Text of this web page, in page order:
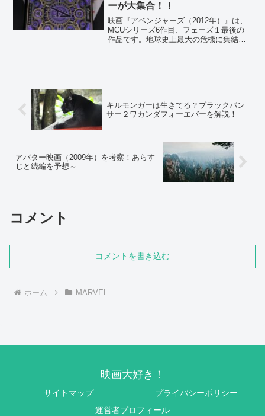
ーが大集合！！
映画『アベンジャーズ（2012年）』は、
MCUシリーズ6作目、フェーズ１最後の
作品です。地球史上最大の危機に集結し
キルモンガーは生きてる？ブラックパン
サー２ワカンダフォーエバーを解説！
アバター映画（2009年）を考察！あらす
じと続編を予想～
コメント
コメントを書き込む
ホーム MARVEL
映画大好き！
サイトマップ
プライバシーポリシー
運営者プロフィール